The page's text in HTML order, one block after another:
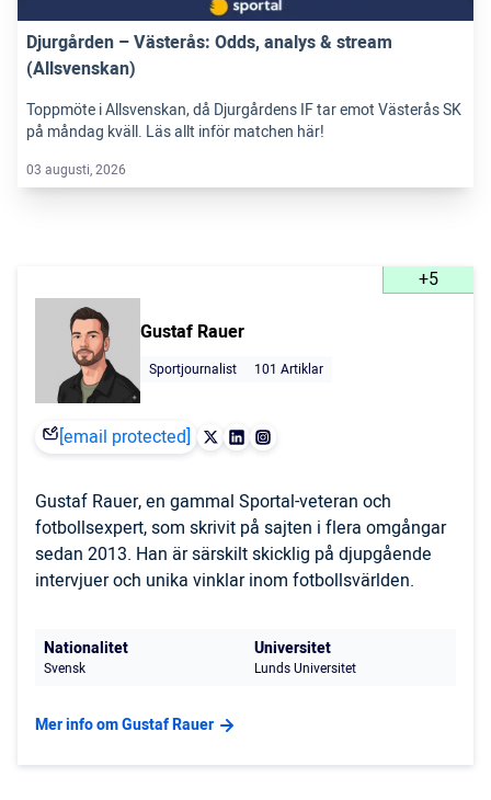
Djurgården – Västerås: Odds, analys & stream
(Allsvenskan)
Toppmöte i Allsvenskan, då Djurgårdens IF tar emot Västerås SK
på måndag kväll. Läs allt inför matchen här!
03 augusti, 2026
+5
Gustaf Rauer
Sportjournalist 101 Artiklar
[email protected]
Gustaf Rauer, en gammal Sportal-veteran och
fotbollsexpert, som skrivit på sajten i flera omgångar
sedan 2013. Han är särskilt skicklig på djupgående
intervjuer och unika vinklar inom fotbollsvärlden.
Nationalitet
Svensk
Universitet
Lunds Universitet
Mer info om Gustaf Rauer